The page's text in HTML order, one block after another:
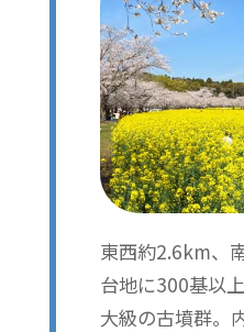
東西約2.6km、
台地に300基以
大級の古墳群。